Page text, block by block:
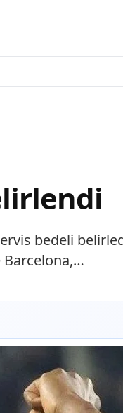
bedeli
Barcelona,…